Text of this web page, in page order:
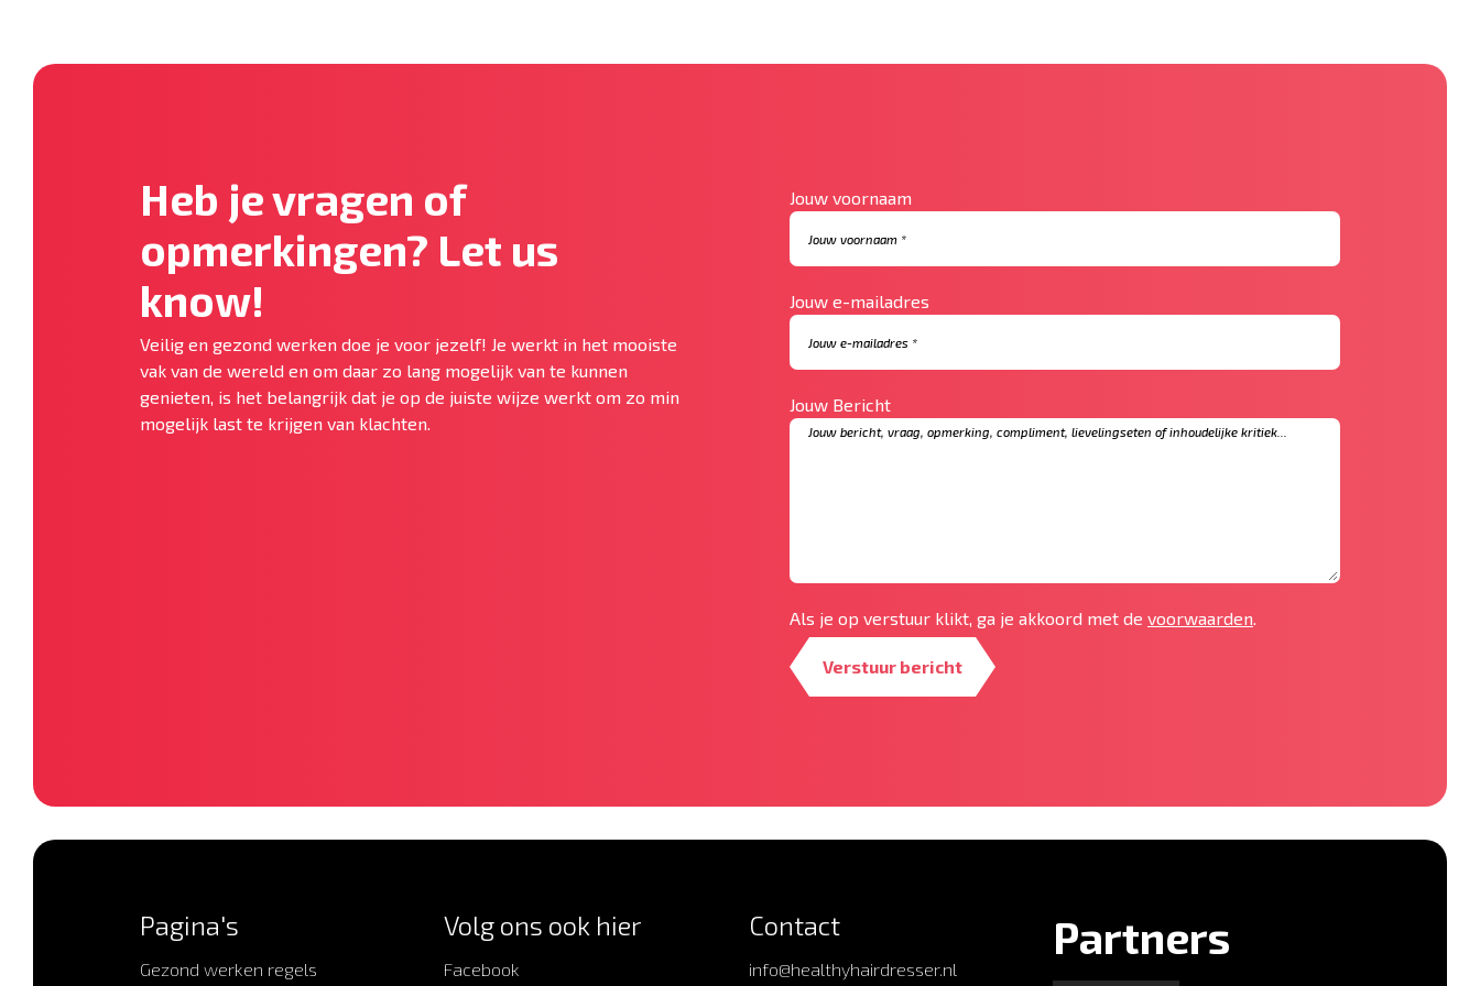
Heb je vragen of
opmerkingen? Let us
know!
Veilig en gezond werken doe je voor jezelf! Je werkt in het mooiste
vak van de wereld en om daar zo lang mogelijk van te kunnen
genieten, is het belangrijk dat je op de juiste wijze werkt om zo min
mogelijk last te krijgen van klachten.
Jouw voornaam
Jouw e-mailadres
Jouw Bericht
Als je op verstuur klikt, ga je akkoord met de voorwaarden.
Verstuur bericht
Pagina's
Gezond werken regels
Volg ons ook hier
Facebook
Contact
info@healthyhairdresser.nl
Partners